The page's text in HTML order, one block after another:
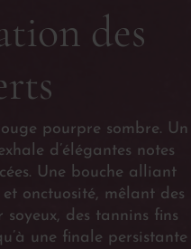
des
pourpre sombre. Un
d’élégantes notes
Une bouche alliant
onctuosité, mêlant des
des tannins fins
une finale persistante